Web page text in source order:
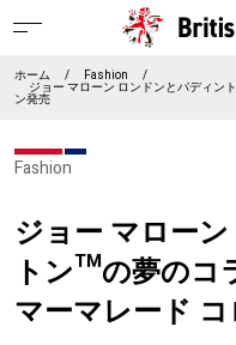
ホーム / Fashion /
ジョー マローン ロンドンとパディン
ン発売
Fashion
ジョー マロー
トン™の夢のコ
マーマレード